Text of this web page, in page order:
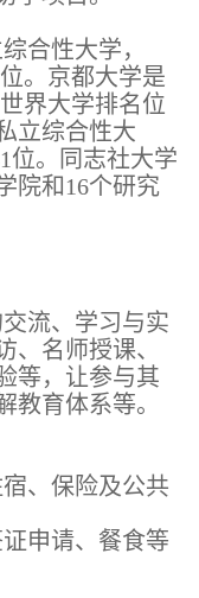
合性大学，
。京都大学是
界大学排名位
立综合性大
位。同志社大学
院和16个研究
流、学习与实
、名师授课、
等，让参与其
教育体系等。
、保险及公共
申请、餐食等